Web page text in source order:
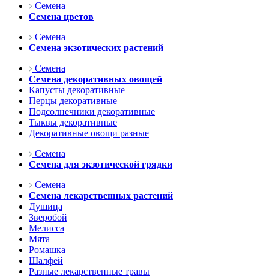
Семена
Семена цветов
Семена
Семена экзотических растений
Семена
Семена декоративных овощей
Капусты декоративные
Перцы декоративные
Подсолнечники декоративные
Тыквы декоративные
Декоративные овощи разные
Семена
Семена для экзотической грядки
Семена
Семена лекарственных растений
Душица
Зверобой
Мелисса
Мята
Ромашка
Шалфей
Разные лекарственные травы